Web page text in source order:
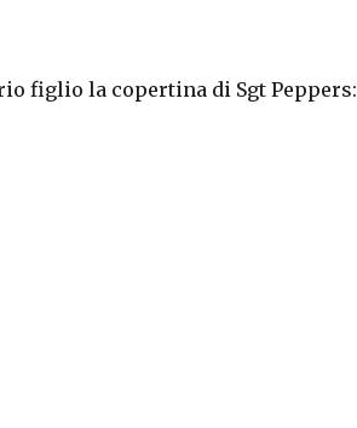
figlio la copertina di Sgt Peppers: